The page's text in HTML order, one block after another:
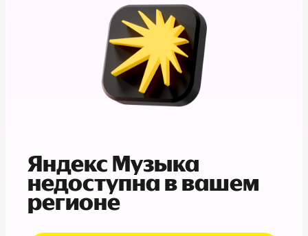
Яндекс Музыка
недоступна в вашем
регионе